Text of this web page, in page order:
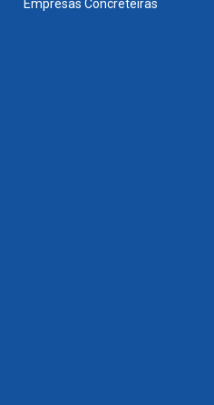
Empresas Concreteiras